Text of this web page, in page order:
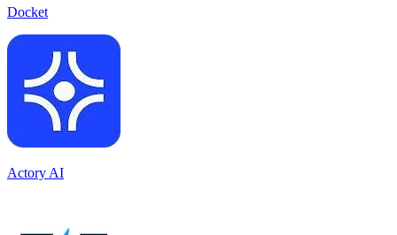
Docket
Actory AI